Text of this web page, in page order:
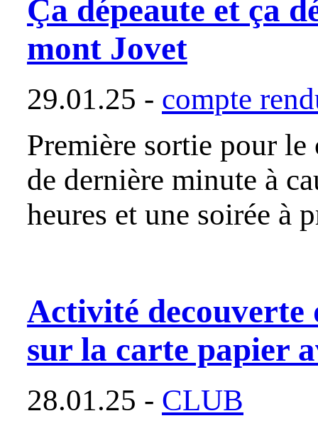
Ça dépeaute et ça
mont Jovet
29.01.25 - compte
Première sortie pour
de dernière minute à
heures et une soirée à
Activité
sur la carte papier
28.01.25 - CLUB